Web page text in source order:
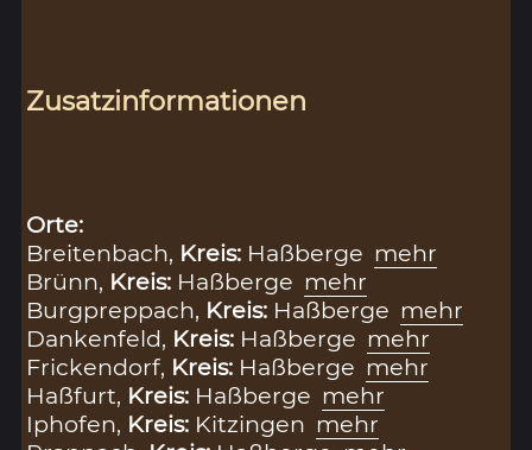
Zusatzinformationen
Orte:
Breitenbach, Kreis: Haßberge mehr
Brünn, Kreis: Haßberge mehr
Burgpreppach, Kreis: Haßberge mehr
Dankenfeld, Kreis: Haßberge mehr
Frickendorf, Kreis: Haßberge mehr
Haßfurt, Kreis: Haßberge mehr
Iphofen, Kreis: Kitzingen mehr